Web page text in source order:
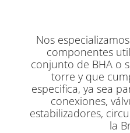
Nos
componentes
conjunto de BHA o
torre y que
especifica, ya sea
conexiones,
estabilizadores,
la